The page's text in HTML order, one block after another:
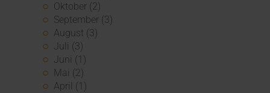
Oktober (2)
September (3)
August (3)
Juli (3)
Juni (1)
Mai (2)
April (1)